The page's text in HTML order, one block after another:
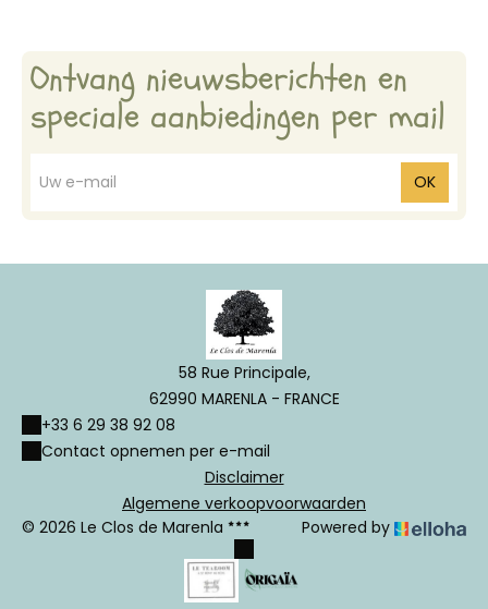
Ontvang nieuwsberichten en
speciale aanbiedingen per mail
OK
58 Rue Principale,
62990 MARENLA - FRANCE
+33 6 29 38 92 08
Contact opnemen per e-mail
Disclaimer
Algemene verkoopvoorwaarden
© 2026 Le Clos de Marenla
Powered by